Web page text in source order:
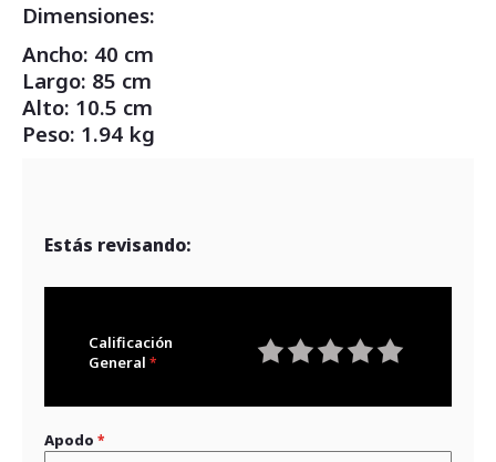
Dimensiones:
Ancho: 40 cm
Largo: 85 cm
Alto: 10.5 cm
Peso: 1.94 kg
Estás revisando:
Calificación
General
Apodo